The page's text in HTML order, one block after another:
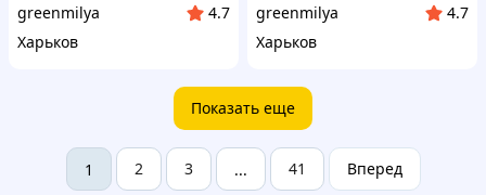
greenmilya
4.7
Харьков
greenmilya
4.7
Харьков
Показать еще
1 2 3 ... 41 Вперед